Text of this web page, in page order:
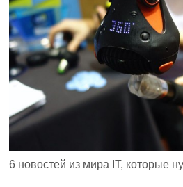
6 новостей из мира IT, которые